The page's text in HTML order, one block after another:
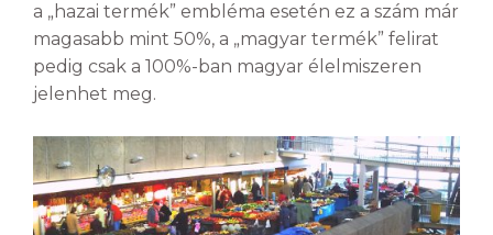
a „hazai termék” embléma esetén ez a szám már
magasabb mint 50%, a „magyar termék” felirat
pedig csak a 100%-ban magyar élelmiszeren
jelenhet meg.